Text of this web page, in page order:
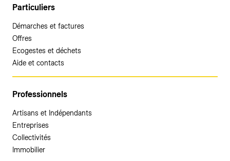
Particuliers
Démarches et factures
Offres
Ecogestes et déchets
Aide et contacts
Professionnels
Artisans et Indépendants
Entreprises
Collectivités
Immobilier